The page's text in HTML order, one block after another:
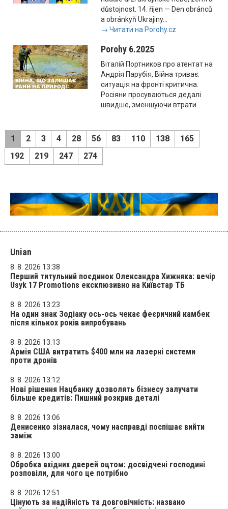
důstojnost. 14. říjen — Den obránců
a obránkyň Ukrajiny...
→ Читати на Porohy.cz
Porohy 6.2025
Віталій Портников про атентат на
Андрія Парубія, Війна триває:
ситуація на фронті критична.
Росіяни просуваються дедалі
швидше, зменшуючи втрати.
1 2 3 4 28 56 83 110 138
165
192
219 247 274
Unian
8. 8. 2026 13:38
Перший титульний поєдинок Олександра Хижняка: вечір
Usyk 17 Promotions ексклюзивно на Київстар ТБ
8. 8. 2026 13:23
На один знак Зодіаку ось-ось чекає феєричний камбек
після кількох років випробувань
8. 8. 2026 13:13
Армія США витратить $400 млн на лазерні системи
проти дронів
8. 8. 2026 13:12
Нові рішення Нацбанку дозволять бізнесу залучати
більше кредитів: Пишний розкрив деталі
8. 8. 2026 13:06
Денисенко зізналася, чому насправді поспішає вийти
заміж
8. 8. 2026 13:00
Обробка вхідних дверей оцтом: досвідчені господині
розповіли, для чого це потрібно
8. 8. 2026 12:51
Цінують за надійність та довговічність: названо